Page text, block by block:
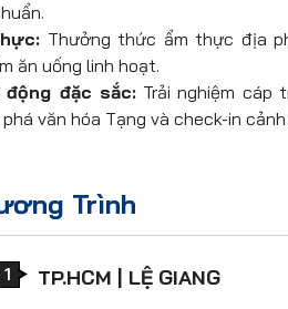
Thưởng thức ẩm thực địa
ăn uống linh hoạt.
động đặc sắc:Trải nghiệm cáp
văn hóa Tạng và check-in
Trình
TP.HCM | LỆ GIANG